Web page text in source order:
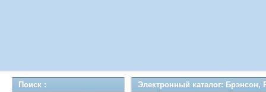
Поиск : Электронный каталог: Брэнсон,